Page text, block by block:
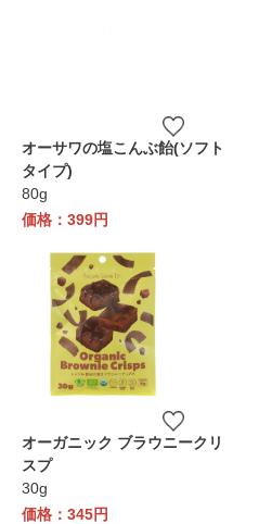
オーサワの塩こんぶ飴(ソフト
タイプ)
80g
価格：399円
オーガニック ブラウニークリ
スプ
30g
価格：345円